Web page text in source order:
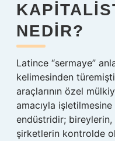
NEDIR?
Latince “sermaye”
kelimesinden
araçlarının özel
amacıyla
endüstridir;
şirketlerin kontrolde